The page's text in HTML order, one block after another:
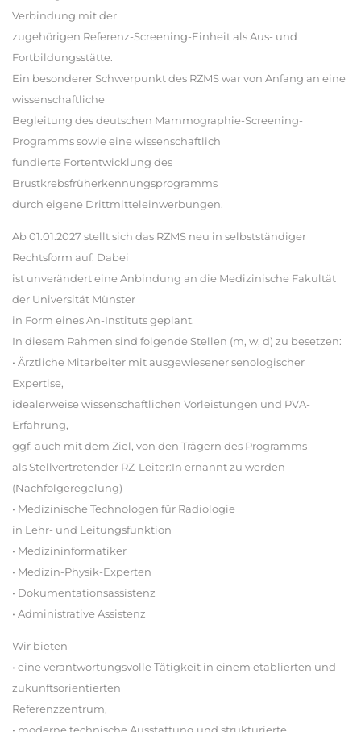
Verbindung mit der
zugehörigen Referenz-Screening-Einheit als Aus- und
Fortbildungsstätte.
Ein besonderer Schwerpunkt des RZMS war von Anfang an eine
wissenschaftliche
Begleitung des deutschen Mammographie-Screening-
Programms sowie eine wissenschaftlich
fundierte Fortentwicklung des
Brustkrebsfrüherkennungsprogramms
durch eigene Drittmitteleinwerbungen.
Ab 01.01.2027 stellt sich das RZMS neu in selbstständiger
Rechtsform auf. Dabei
ist unverändert eine Anbindung an die Medizinische Fakultät
der Universität Münster
in Form eines An-Instituts geplant.
In diesem Rahmen sind folgende Stellen (m, w, d) zu besetzen:
• Ärztliche Mitarbeiter mit ausgewiesener senologischer
Expertise,
idealerweise wissenschaftlichen Vorleistungen und PVA-
Erfahrung,
ggf. auch mit dem Ziel, von den Trägern des Programms
als Stellvertretender RZ-Leiter:In ernannt zu werden
(Nachfolgeregelung)
• Medizinische Technologen für Radiologie
in Lehr- und Leitungsfunktion
• Medizininformatiker
• Medizin-Physik-Experten
• Dokumentationsassistenz
• Administrative Assistenz
Wir bieten
• eine verantwortungsvolle Tätigkeit in einem etablierten und
zukunftsorientierten
Referenzzentrum,